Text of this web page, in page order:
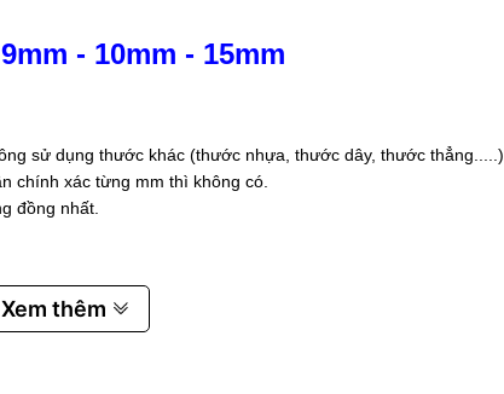
9mm - 10mm - 15mm
sử dụng thước khác (thước nhựa, thước dây, thước thẳng.....)
chính xác từng mm thì không có.
đồng nhất.
Xem thêm